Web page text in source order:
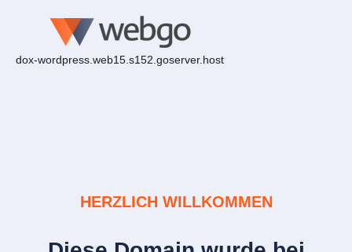
dox-wordpress.web15.s152.goserver.host
HERZLICH WILLKOMMEN